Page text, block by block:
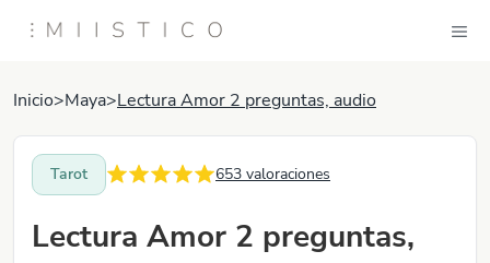
Inicio>Maya>Lectura Amor 2 preguntas, audio
Tarot 653 valoraciones
Lectura Amor 2 preguntas,